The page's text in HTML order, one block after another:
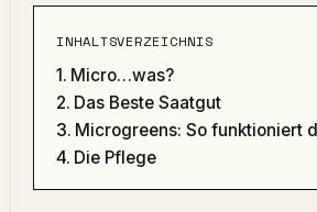
INHALTSVERZEICHNIS
Micro…was?
Das Beste Saatgut
Microgreens: So funktioniert
Die Pflege